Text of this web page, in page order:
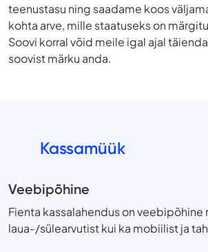
teenustasu ning saadame koos
kohta arve, mille staatuseks on
Soovi korral võid meile igal ajal
soovist märku anda.
Kassamüük
Veebipõhine
Fienta kassalahendus on veebipõhine
laua-/sülearvutist kui ka mobiilist ja